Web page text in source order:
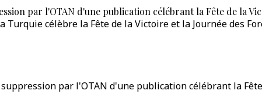
par l'OTAN d'une publication célébrant la Fête de la
Turquie célèbre la Fête de la Victoire et la Journée des
par l'OTAN d'une publication célébrant la